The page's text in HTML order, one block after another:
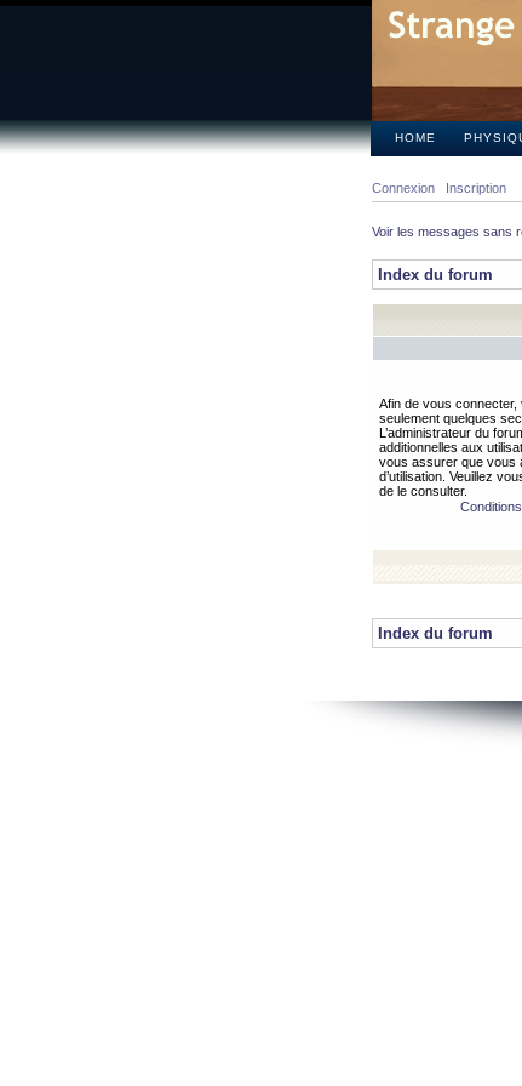
HOME
Connexion Inscription
Voir les messages sans
Index du forum
Afin de vous connecter,
seulement quelques
L’administrateur du
additionnelles aux
vous assurer que vous
d’utilisation. Veuillez
de le consulter.
Index du forum